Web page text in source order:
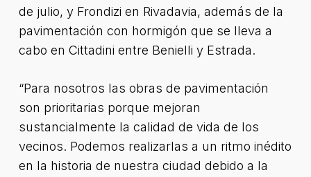
de julio, y Frondizi en Rivadavia, además de la
pavimentación con hormigón que se lleva a
cabo en Cittadini entre Benielli y Estrada.
“Para nosotros las obras de pavimentación
son prioritarias porque mejoran
sustancialmente la calidad de vida de los
vecinos. Podemos realizarlas a un ritmo inédito
en la historia de nuestra ciudad debido a la